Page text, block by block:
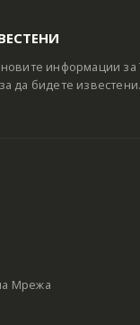
информации за
да бидете известени.
Мрежа